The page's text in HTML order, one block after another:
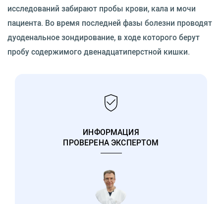
исследований забирают пробы крови, кала и мочи
пациента. Во время последней фазы болезни проводят
дуоденальное зондирование, в ходе которого берут
пробу содержимого двенадцатиперстной кишки.
ИНФОРМАЦИЯ
ПРОВЕРЕНА ЭКСПЕРТОМ